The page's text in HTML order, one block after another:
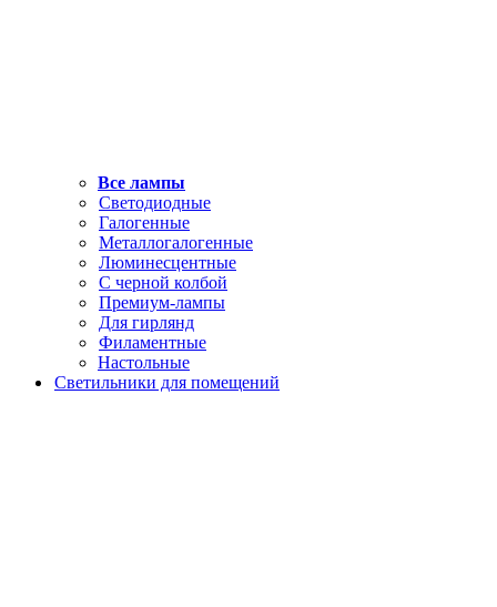
Все лампы
Светодиодные
Галогенные
Металлогалогенные
Люминесцентные
С черной колбой
Премиум-лампы
Для гирлянд
Филаментные
Настольные
Светильники для помещений